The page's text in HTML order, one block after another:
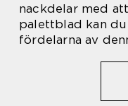
nackdelar med
palettblad kan
fördelarna av